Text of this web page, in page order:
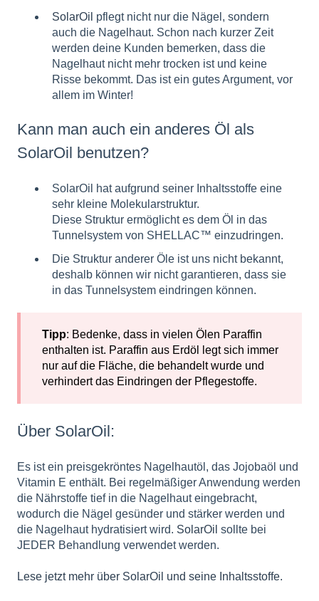
SolarOil pflegt nicht nur die Nägel, sondern
auch die Nagelhaut. Schon nach kurzer Zeit
werden deine Kunden bemerken, dass die
Nagelhaut nicht mehr trocken ist und keine
Risse bekommt. Das ist ein gutes Argument, vor
allem im Winter!
Kann man auch ein anderes Öl als
SolarOil benutzen?
SolarOil hat aufgrund seiner Inhaltsstoffe eine
sehr kleine Molekularstruktur.
Diese Struktur ermöglicht es dem Öl in das
Tunnelsystem von SHELLAC™ einzudringen.
Die Struktur anderer Öle ist uns nicht bekannt,
deshalb können wir nicht garantieren, dass sie
in das Tunnelsystem eindringen können.
Tipp: Bedenke, dass in vielen Ölen Paraffin
enthalten ist. Paraffin aus Erdöl legt sich immer
nur auf die Fläche, die behandelt wurde und
verhindert das Eindringen der Pflegestoffe.
Über SolarOil:
Es ist ein preisgekröntes Nagelhautöl, das Jojobaöl und
Vitamin E enthält. Bei regelmäßiger Anwendung werden
die Nährstoffe tief in die Nagelhaut eingebracht,
wodurch die Nägel gesünder und stärker werden und
die Nagelhaut hydratisiert wird. SolarOil sollte bei
JEDER Behandlung verwendet werden.
Lese jetzt mehr über SolarOil und seine Inhaltsstoffe.